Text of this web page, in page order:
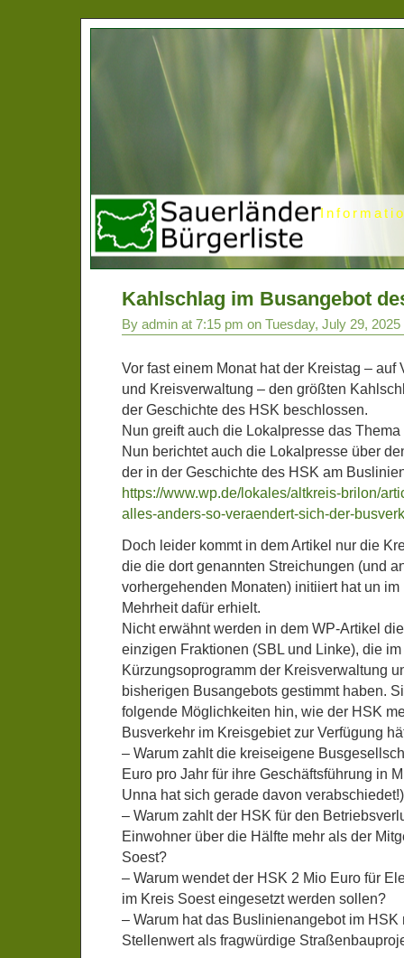
Kahlschlag im Busangebot
By admin at 7:15 pm on Tuesday, July 29, 2025
Vor fast einem Monat hat der Kreistag – auf
und Kreisverwaltung – den größten
der Geschichte des HSK beschlossen.
Nun greift auch die Lokalpresse das Thema
Nun berichtet auch die Lokalpresse über
der in der Geschichte des HSK am
https://www.wp.de/lokales/altkreis-brilon/
alles-anders-so-veraendert-sich-der-
Doch leider kommt in dem Artikel nur die
die die dort genannten Streichungen (und
vorhergehenden Monaten) initiiert hat un
Mehrheit dafür erhielt.
Nicht erwähnt werden in dem WP-Artikel
einzigen Fraktionen (SBL und Linke), die
Kürzungsoprogramm der Kreisverwaltung
bisherigen Busangebots gestimmt haben.
folgende Möglichkeiten hin, wie der HSK
Busverkehr im Kreisgebiet zur Verfügung
– Warum zahlt die kreiseigene
Euro pro Jahr für ihre Geschäftsführung in
Unna hat sich gerade davon verabschiedet!)
– Warum zahlt der HSK für den
Einwohner über die Hälfte mehr als der
Soest?
– Warum wendet der HSK 2 Mio Euro für
im Kreis Soest eingesetzt werden sollen?
– Warum hat das Buslinienangebot im
Stellenwert als fragwürdige